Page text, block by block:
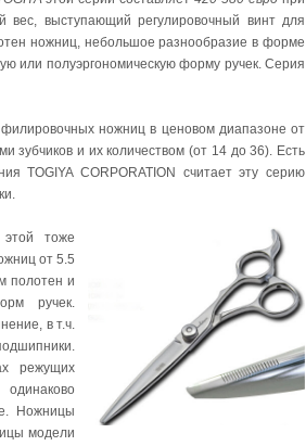
выступающий регулировочный винт для
ножниц, небольшое разнообразие в форме
или полуэргономическую форму ручек. Серия
ножниц в ценовом диапазоне от
и их количеством (от 14 до 36). Есть
TOGIYA CORPORATION считает эту серию
тоже
от 5.5
полотен и
ручек.
в т.ч.
режущих
Ножницы
модели